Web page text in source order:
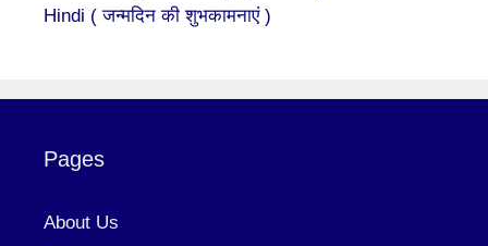
Hindi ( जन्मदिन की शुभकामनाएं )
Pages
About Us